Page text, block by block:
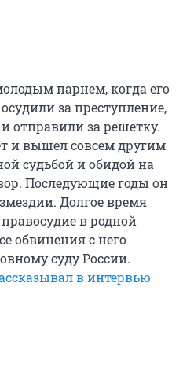
парнем, когда его
за преступление,
отправили за решетку.
и вышел совсем другим
судьбой и обидой на
Последующие годы он
Долгое время
в родной
обвинения с него
суду России.
в интервью